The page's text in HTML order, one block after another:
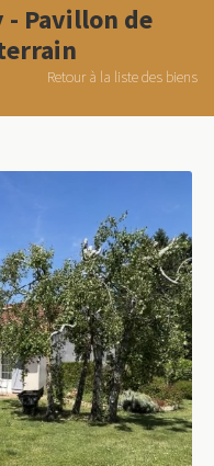
- Pavillon de
Retour à la liste des biens